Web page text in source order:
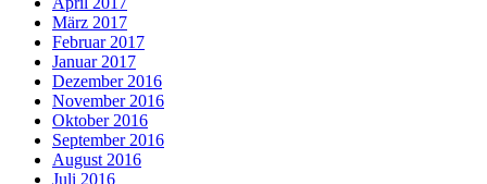
März 2017
Februar 2017
Januar 2017
Dezember 2016
November 2016
Oktober 2016
September 2016
August 2016
Juli 2016